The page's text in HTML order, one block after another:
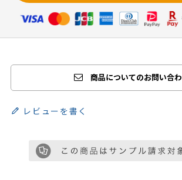
商品についてのお問い合
レビューを書く